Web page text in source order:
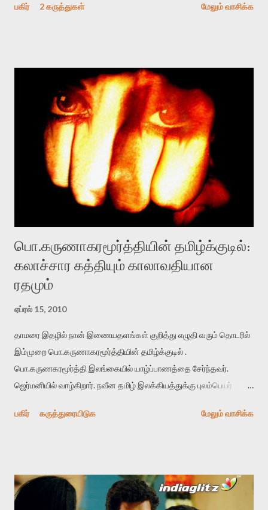
டிரட் மில் ஓடும் மத்திய வயதினர். இவர்களில் பெண்கள் அதிகம்.
மூன்றாவதாக, நாற்பது வயதுக்கு மேல் ரத்தகொழுப்பு, சர்க்கரை,
மாரடைப்பு போன்ற உபாதைகளை கட்டுப்படுத்த மருத்துவமனைகளில்
இருந்து மிரட்சி கலையாமல் நேரடியாக உடற்பயிற்சி நிறுவனங்களுக்கு
அனுப்பப்படுபவர்கள். இவர்களுக்காக பெரும்பாலான மேல்தட்டு
உடற்பயிற்சி நிறுவனங்களில் பொது நலம், எடை குறைப்பு மற்றும் உடல்
கோளாறு கட்டுப்படுத்தல் என்று பயிற்சி திட்ட வகைமைகள்
வைத்திருக்கிறார்கள். இம்மூன்றுக்கும் அதனதன் வரிசைப்படி கட்டணம்
அதிகம். சராசரியாக இந்த அதிநவீன குளிரூட்டப்பட்ட ஜிம்கள்
ஐயாயிரத்தில் இருந்து பத்தாயிரம் வரை மாதம...
பகிர் 2 கருத்துகள் மேலும் வாசிக்க
பொ.கருணாகரமூர்த்தியின் தமிழ்க்குடில்:
கலாச்சார கத்தியும் காலாவதியான
ரதமும்
ஏப்ரல் 15, 2010
தாமரை இதழில் நான் இணையதளங்கள் குறித்து எழுதி வரும் தொடரில்
இம்முறை பொ.கருணாகரமூர்த்தியின் தமிழ்க்குடில் .
பொ.கருணகரமூர்த்தி இலங்கையில் யாழ்ப்பாணத்தை சேர்ந்தவர்.
ஜெர்மனியில் வாழ்கிறார். நவீன தமிழ் இலக்கியத்துக்கு புலம்பெயர்
வாழ்ந்து பெற்ற ஒரு புது பரிமாணமே ஆகும். இவர்களில்
கவனிப்பை பெற்றது. ”கிழக்கு நோக்கி சில மேகங்கள்”,
”அவளுக்கென்று ஒரு குடில்”, ”கூடு கலைதல்” ஆகிய சிறுகதைத்
பகிர் கருத்துரையிடுக மேலும் வாசிக்க